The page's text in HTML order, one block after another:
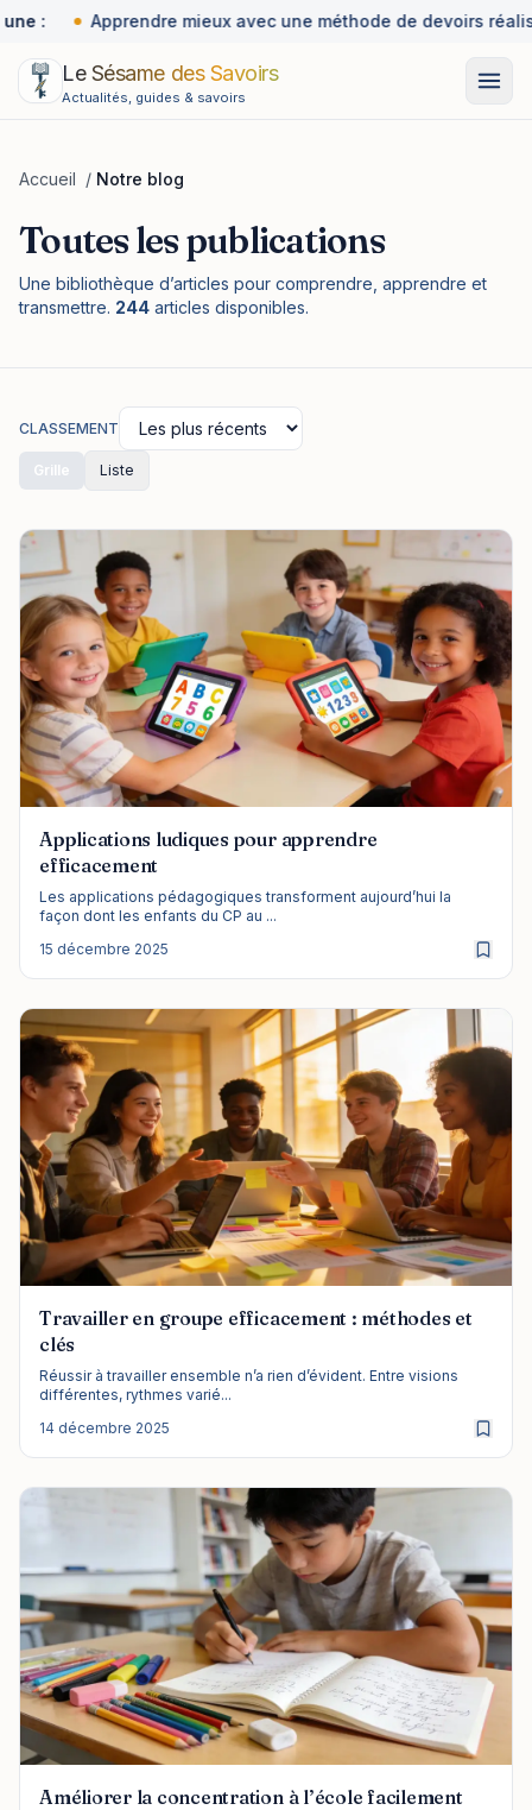
: Apprendre mieux avec une méthode de devoirs
Le Sésame des Savoirs
Actualités, guides & savoirs
Accueil / Notre blog
Toutes les publications
Une bibliothèque d’articles pour comprendre, apprendre et
transmettre. 244 articles disponibles.
CLASSEMENT
Grille Liste
Applications ludiques pour apprendre
efficacement
Les applications pédagogiques transforment aujourd’hui la
façon dont les enfants du CP au ...
15 décembre 2025
Travailler en groupe efficacement : méthodes et
clés
Réussir à travailler ensemble n’a rien d’évident. Entre visions
différentes, rythmes varié...
14 décembre 2025
Améliorer la concentration à l’école facilement